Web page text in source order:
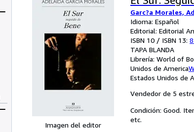
Imagen del editor
Garc?a Morales,
Idioma: Español
Editorial: Editorial
ISBN 10 / ISBN 13:
TAPA BLANDA
Librería: World of
Unidos de America
Estados Unidos de
Vendedor de 5
Condición: Good.
etc.